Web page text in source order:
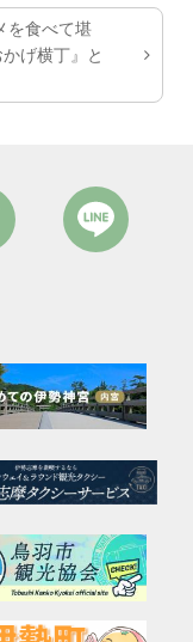
を食べて堪
げ横丁』と